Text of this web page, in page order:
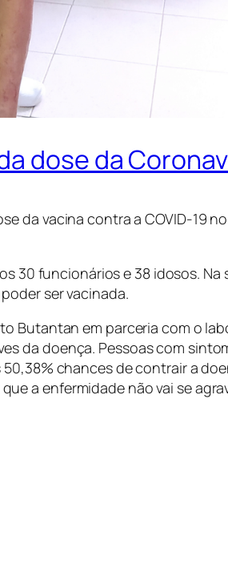
dose da
da vacina contra a COVID-19
30 funcionários e 38 idosos.
ser vacinada.
Butantan em parceria com o
da doença. Pessoas com
chances de contrair a
a enfermidade não vai se